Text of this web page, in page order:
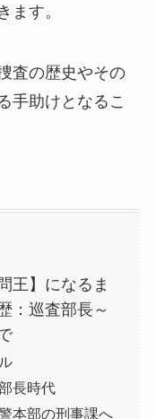
ます。
査の歴史やその
手助けとなるこ
王】になるま
：巡査部長～
長時代
本部の刑事課へ